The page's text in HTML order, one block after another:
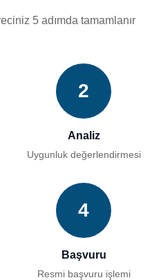
5 adımda tamamlanır
2
Analiz
Uygunluk değerlendirmesi
4
Başvuru
Resmi başvuru işlemi